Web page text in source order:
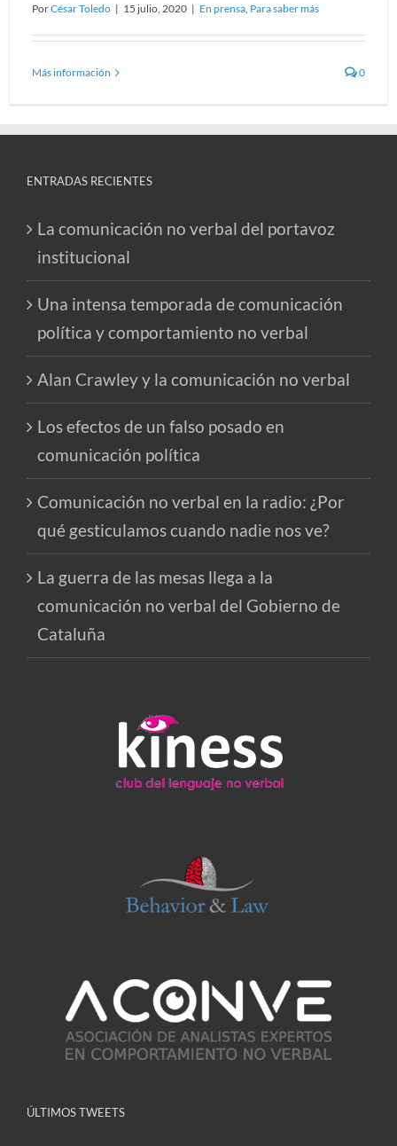
PorCésar Toledo | 15 julio, 2020 | En prensa, Para saber más
Más información 0
ENTRADAS RECIENTES
La comunicación no verbal del portavoz
institucional
Una intensa temporada de comunicación
política y comportamiento no verbal
Alan Crawley y la comunicación no verbal
Los efectos de un falso posado en
comunicación política
Comunicación no verbal en la radio: ¿Por
qué gesticulamos cuando nadie nos ve?
La guerra de las mesas llega a la
comunicación no verbal del Gobierno de
Cataluña
ÚLTIMOS TWEETS